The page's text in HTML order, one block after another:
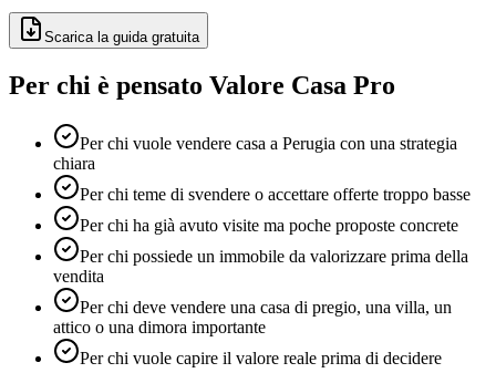
Scarica la guida gratuita
Per chi è pensato Valore Casa Pro
Per chi vuole vendere casa a Perugia con una strategia
chiara
Per chi teme di svendere o accettare offerte troppo basse
Per chi ha già avuto visite ma poche proposte concrete
Per chi possiede un immobile da valorizzare prima della
vendita
Per chi deve vendere una casa di pregio, una villa, un
attico o una dimora importante
Per chi vuole capire il valore reale prima di decidere